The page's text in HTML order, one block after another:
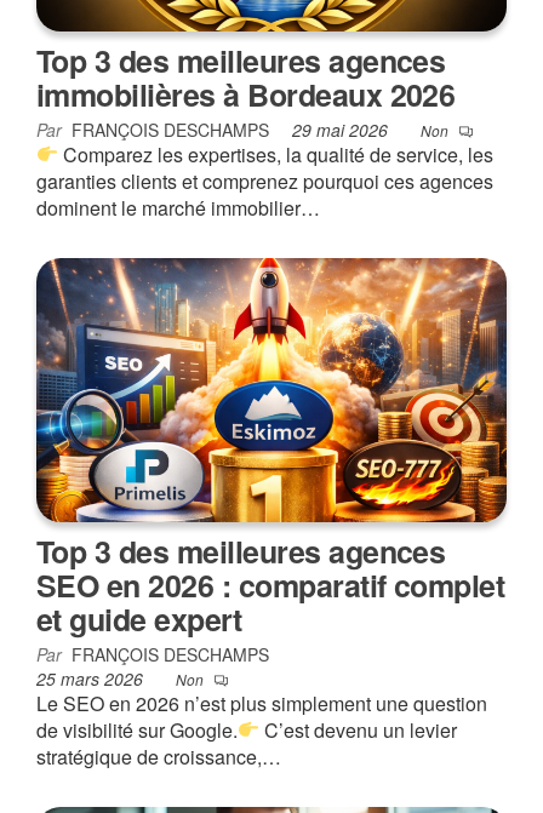
Top 3 des meilleures agences
immobilières à Bordeaux 2026
Par FRANÇOIS DESCHAMPS 29 mai 2026 Non
Comparez les expertises, la qualité de service, les
garanties clients et comprenez pourquoi ces agences
dominent le marché immobilier…
Top 3 des meilleures agences
SEO en 2026 : comparatif complet
et guide expert
Par FRANÇOIS DESCHAMPS
25 mars 2026
Non
Le SEO en 2026 n’est plus simplement une question
de visibilité sur Google.
C’est devenu un levier
stratégique de croissance,…